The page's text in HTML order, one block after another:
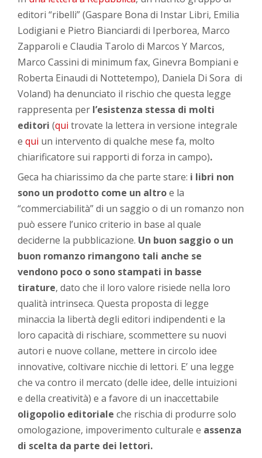
editori “ribelli” (Gaspare Bona di Instar Libri, Emilia
Lodigiani e Pietro Bianciardi di Iperborea, Marco
Zapparoli e Claudia Tarolo di Marcos Y Marcos,
Marco Cassini di minimum fax, Ginevra Bompiani e
Roberta Einaudi di Nottetempo), Daniela Di Sora di
Voland) ha denunciato il rischio che questa legge
rappresenta per l’esistenza stessa di molti
editori(qui trovate la lettera in versione integrale
equi un intervento di qualche mese fa, molto
chiarificatore sui rapporti di forza in campo).
Geca ha chiarissimo da che parte stare: i libri non
sono un prodotto come un altroe la
“commerciabilità” di un saggio o di un romanzo non
può essere l’unico criterio in base al quale
deciderne la pubblicazione. Un buon saggio o un
buon romanzo rimangono tali anche se
vendono poco o sono stampati in basse
tirature, dato che il loro valore risiede nella loro
qualità intrinseca. Questa proposta di legge
minaccia la libertà degli editori indipendenti e la
loro capacità di rischiare, scommettere su nuovi
autori e nuove collane, mettere in circolo idee
innovative, coltivare nicchie di lettori. E’ una legge
che va contro il mercato (delle idee, delle intuizioni
e della creatività) e a favore di un inaccettabile
oligopolio editoriale che rischia di produrre solo
omologazione, impoverimento culturale e assenza
di scelta da parte dei lettori.